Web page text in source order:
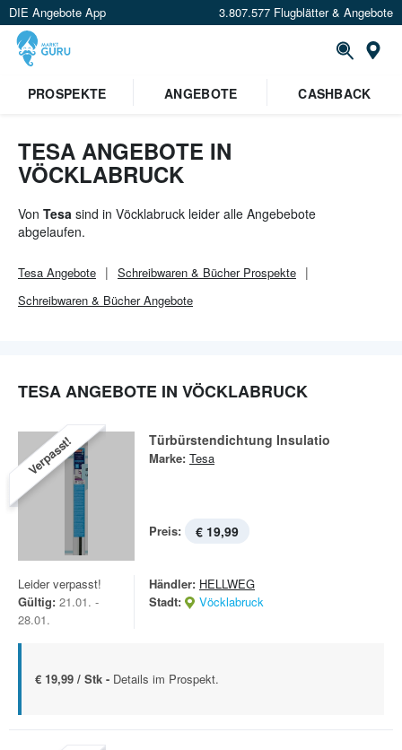
DIE Angebote App 3.807.577 Flugblätter & Angebote
Standort festlegen
PROSPEKTE ANGEBOTE CASHBACK
TESA ANGEBOTE IN
VÖCKLABRUCK
Von Tesa sind in Vöcklabruck leider alle Angebebote
abgelaufen.
Tesa Angebote Schreibwaren & BücherProspekte
Schreibwaren & BücherAngebote
TESA ANGEBOTE IN VÖCKLABRUCK
Verpasst! Türbürstendichtung Insulatio
Marke: Tesa
Preis: € 19,99
Leider verpasst!
Gültig: 21.01. -
28.01.
Händler: HELLWEG
Stadt:
Vöcklabruck
€ 19,99 / Stk - Details im Prospekt.